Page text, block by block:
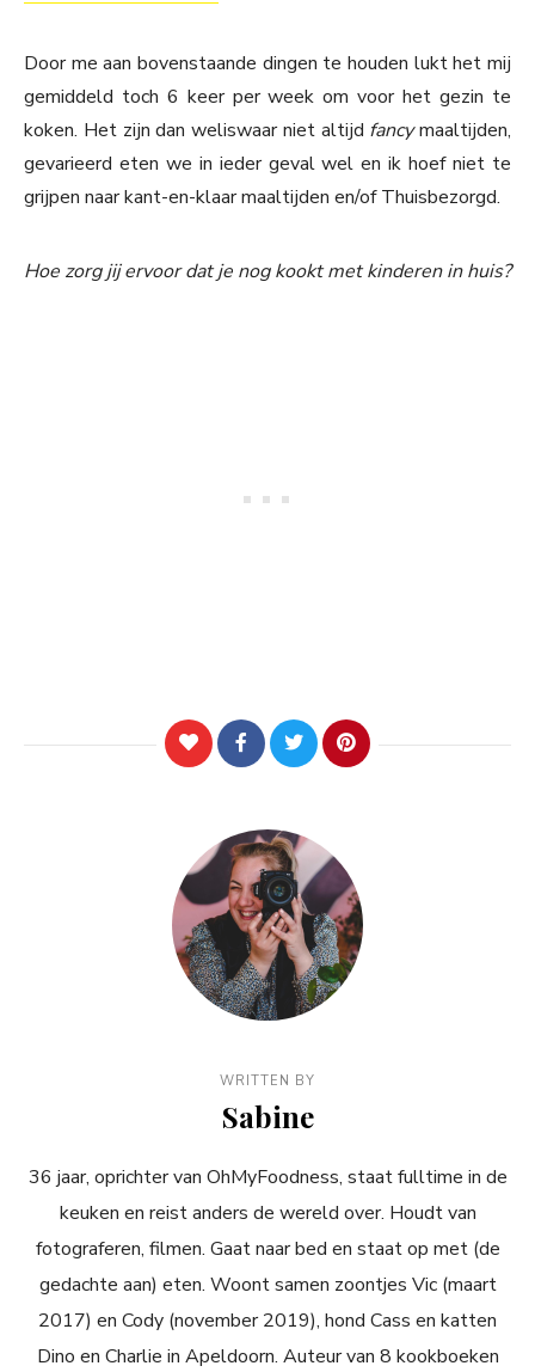
Door me aan bovenstaande dingen te houden lukt het mij
gemiddeld toch 6 keer per week om voor het gezin te
koken. Het zijn dan weliswaar niet altijd fancymaaltijden,
gevarieerd eten we in ieder geval wel en ik hoef niet te
grijpen naar kant-en-klaar maaltijden en/of Thuisbezorgd.
Hoe zorg jij ervoor dat je nog kookt met kinderen in huis?
WRITTEN BY
Sabine
36 jaar, oprichter van OhMyFoodness, staat fulltime in de
keuken en reist anders de wereld over. Houdt van
fotograferen, filmen. Gaat naar bed en staat op met (de
gedachte aan) eten. Woont samen zoontjes Vic (maart
2017) en Cody (november 2019), hond Cass en katten
Dino en Charlie in Apeldoorn. Auteur van 8 kookboeken